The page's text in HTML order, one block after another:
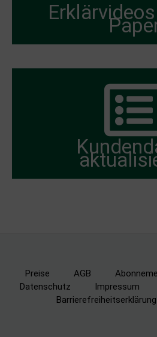
Preise AGB
Datenschutz
Impressum
Barrierefreiheitserklärung